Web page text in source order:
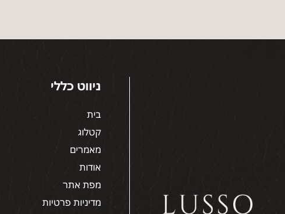
ניווט כללי
בית
קטלוג
מאמרים
אודות
מפת אתר
מדיניות פרטיות